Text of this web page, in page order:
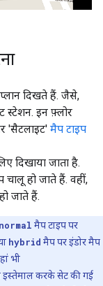
दिखते हैं. जैसे,
स्टेशन. इन फ़्लोर
'सैटलाइट' मैप टाइप
दिखाया जाता है.
हो जाते हैं. वहीं,
जाते हैं.
normal मैप टाइप पर
hybrid मैप पर इंडोर मैप
भी
इस्तेमाल करके सेट की गई